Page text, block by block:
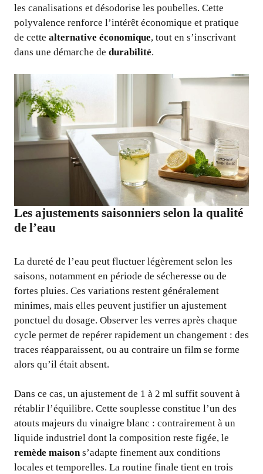
les canalisations et désodorise les poubelles. Cette
polyvalence renforce l’intérêt économique et pratique
de cette alternative économique, tout en s’inscrivant
dans une démarche de durabilité.
Les ajustements saisonniers selon la qualité
de l’eau
La dureté de l’eau peut fluctuer légèrement selon les
saisons, notamment en période de sécheresse ou de
fortes pluies. Ces variations restent généralement
minimes, mais elles peuvent justifier un ajustement
ponctuel du dosage. Observer les verres après chaque
cycle permet de repérer rapidement un changement : des
traces réapparaissent, ou au contraire un film se forme
alors qu’il était absent.
Dans ce cas, un ajustement de 1 à 2 ml suffit souvent à
rétablir l’équilibre. Cette souplesse constitue l’un des
atouts majeurs du vinaigre blanc : contrairement à un
liquide industriel dont la composition reste figée, le
remède maisons’adapte finement aux conditions
locales et temporelles. La routine finale tient en trois